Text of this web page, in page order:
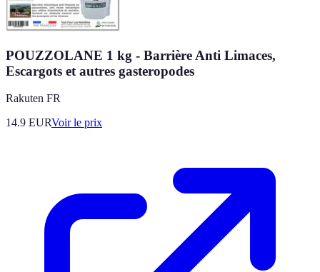
POUZZOLANE 1 kg - Barrière Anti Limaces,
Escargots et autres gasteropodes
Rakuten FR
14.9 EURVoir le prix